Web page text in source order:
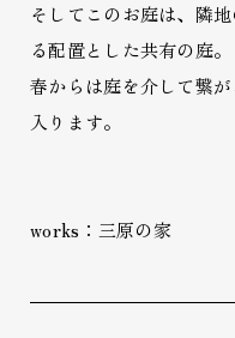
そしてこのお庭は、隣
る配置とした共有の庭。
春からは庭を介して繋
入ります。
works：三原の家